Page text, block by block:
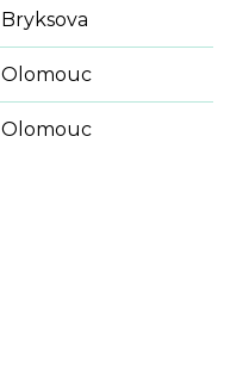
Bryksova
Olomouc
Olomouc